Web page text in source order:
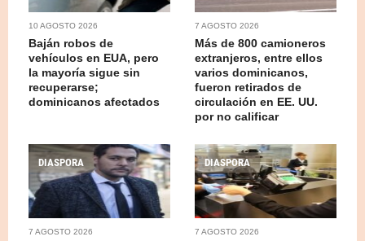
10 AGOSTO 2026
Baján robos de
vehículos en EUA, pero
la mayoría sigue sin
recuperarse;
dominicanos afectados
7 AGOSTO 2026
Más de 800 camioneros
extranjeros, entre ellos
varios dominicanos,
fueron retirados de
circulación en EE. UU.
por no calificar
DIASPORA
7 AGOSTO 2026
DIASPORA
7 AGOSTO 2026